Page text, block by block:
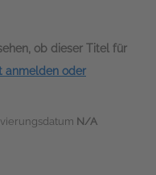
ob dieser Titel für
anmelden oder
N/A